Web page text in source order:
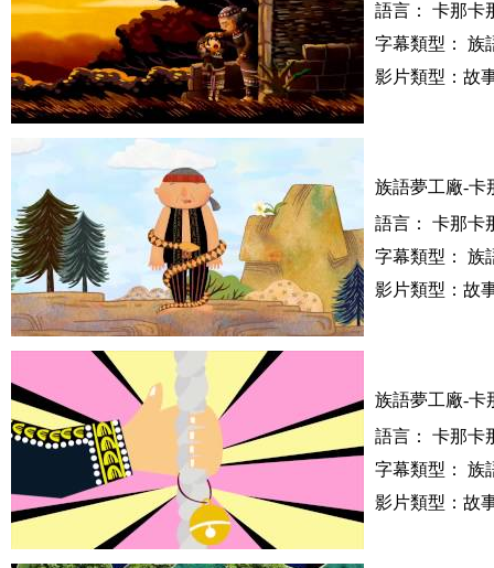
語言： 卡那卡
字幕類型： 族
影片類型：故
族語夢工廠-卡
語言： 卡那卡
字幕類型： 族
影片類型：故
族語夢工廠-卡
語言： 卡那卡
字幕類型： 族
影片類型：故